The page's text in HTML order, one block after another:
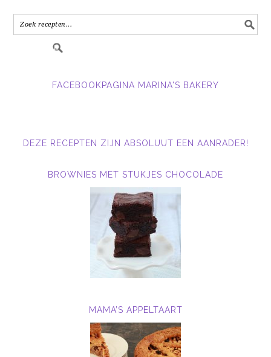
in.....
FACEBOOKPAGINA MARINA'S BAKERY
DEZE RECEPTEN ZIJN ABSOLUUT EEN AANRADER!
BROWNIES MET STUKJES CHOCOLADE
MAMA’S APPELTAART